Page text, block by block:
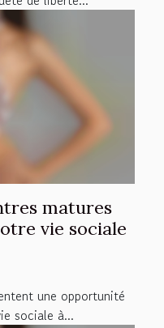
matures
vie sociale
une opportunité
sociale à...